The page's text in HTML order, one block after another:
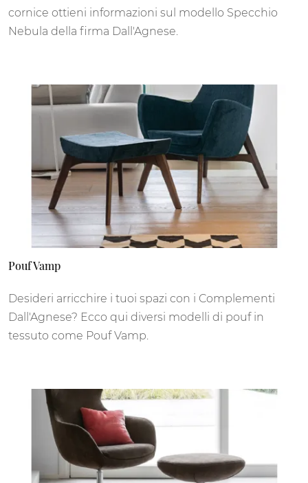
cornice ottieni informazioni sul modello Specchio
Nebula della firma Dall'Agnese.
Pouf Vamp
Desideri arricchire i tuoi spazi con i Complementi
Dall'Agnese? Ecco qui diversi modelli di pouf in
tessuto come Pouf Vamp.